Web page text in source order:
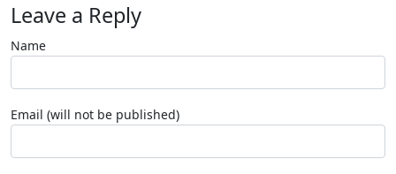
Leave a Reply
Name
Email (will not be published)